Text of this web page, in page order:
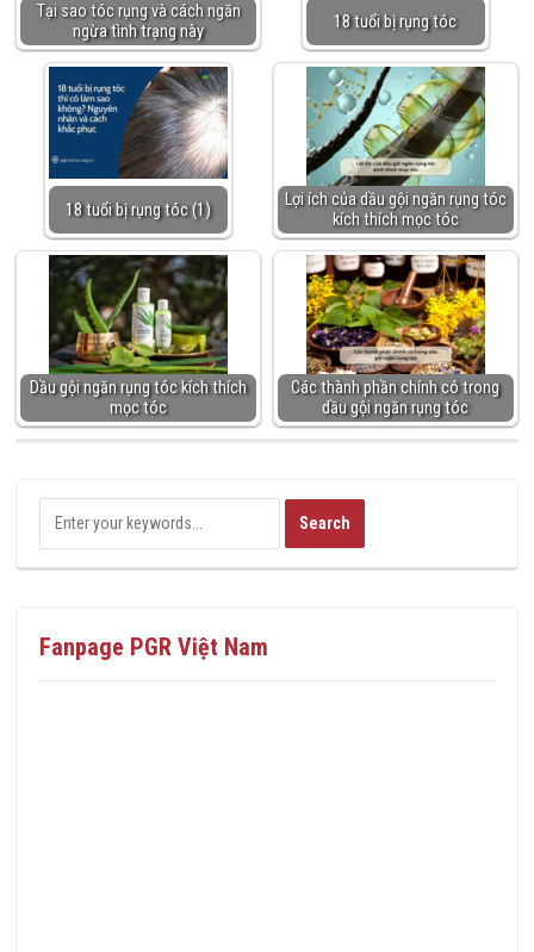
Tại sao tóc rụng và cách ngăn
ngừa tình trạng này
18 tuổi bị rụng tóc
18 tuổi bị rụng tóc (1)
Lợi ích của dầu gội ngăn rụng tóc
kích thích mọc tóc
Dầu gội ngăn rụng tóc kích thích
mọc tóc
Các thành phần chính có trong
dầu gội ngăn rụng tóc
Fanpage PGR Việt Nam